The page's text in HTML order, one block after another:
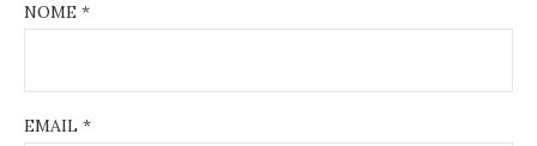
NOME *
EMAIL *